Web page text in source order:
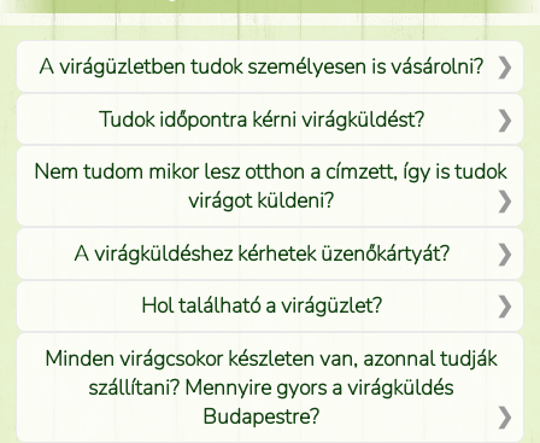
A virágüzletben tudok személyesen is vásárolni?
Tudok időpontra kérni virágküldést?
Nem tudom mikor lesz otthon a címzett, így is tudok
virágot küldeni?
A virágküldéshez kérhetek üzenőkártyát?
Hol található a virágüzlet?
Minden virágcsokor készleten van, azonnal tudják
szállítani? Mennyire gyors a virágküldés
Budapestre?